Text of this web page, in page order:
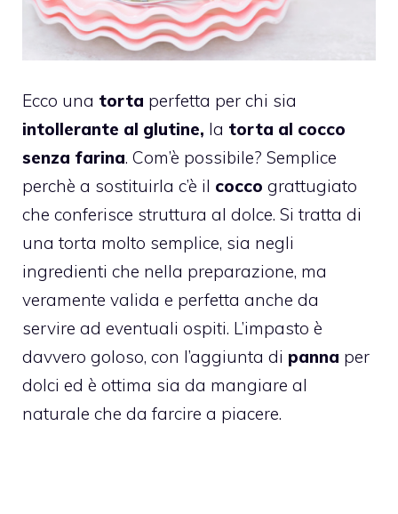
Ecco una torta perfetta per chi sia
intollerante al glutine, la torta al cocco
senza farina. Com’è possibile? Semplice
perchè a sostituirla c’è il cocco grattugiato
che conferisce struttura al dolce. Si tratta di
una torta molto semplice, sia negli
ingredienti che nella preparazione, ma
veramente valida e perfetta anche da
servire ad eventuali ospiti. L’impasto è
davvero goloso, con l’aggiunta di panna per
dolci ed è ottima sia da mangiare al
naturale che da farcire a piacere.